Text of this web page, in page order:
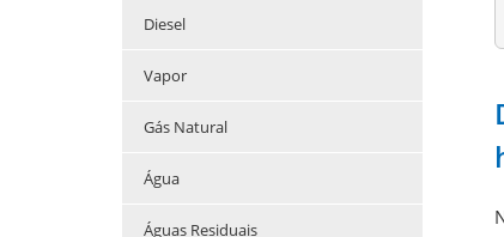
Diesel
Vapor
Gás Natural
Água
Águas Residuais